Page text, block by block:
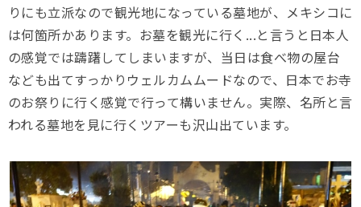
りにも立派なので観光地になっている墓地が、メキシコに
は何箇所かあります。お墓を観光に行く...と言うと日本人
の感覚では躊躇してしまいますが、当日は食べ物の屋台
なども出てすっかりウェルカムムードなので、日本でお寺
のお祭りに行く感覚で行って構いません。実際、名所と言
われる墓地を見に行くツアーも沢山出ています。